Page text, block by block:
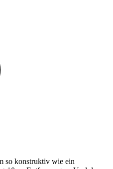
so konstruktiv wie ein